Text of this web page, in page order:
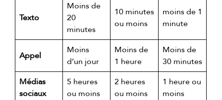
Texto
Moins de
20
minutes
10 minutes
ou moins
moins de 1
minute
Appel
Moins
d’un jour
Moins de
1 heure
Moins de
30 minutes
Médias
sociaux
5 heures
ou moins
2 heures
ou moins
1 heure ou
moins